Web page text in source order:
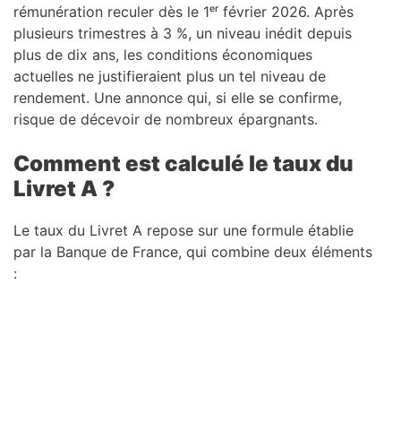
rémunération reculer dès le 1ᵉʳ février 2026. Après
plusieurs trimestres à 3 %, un niveau inédit depuis
plus de dix ans, les conditions économiques
actuelles ne justifieraient plus un tel niveau de
rendement. Une annonce qui, si elle se confirme,
risque de décevoir de nombreux épargnants.
Comment est calculé le taux du
Livret A ?
Le taux du Livret A repose sur une formule établie
par la Banque de France, qui combine deux éléments
: